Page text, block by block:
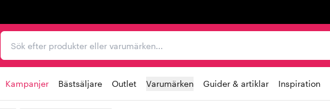
Sök efter produkter eller varumärken...
Kampanjer Bästsäljare Outlet Varumärken Guider & artiklar Inspiration